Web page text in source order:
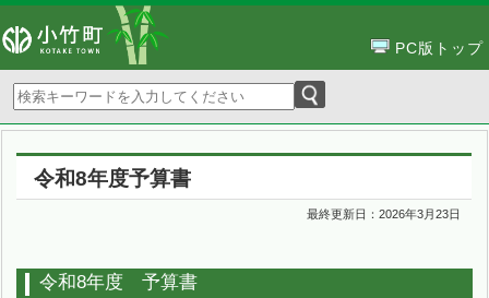
PC版トップ
令和8年度予算書
最終更新日：2026年3月23日
令和8年度 予算書